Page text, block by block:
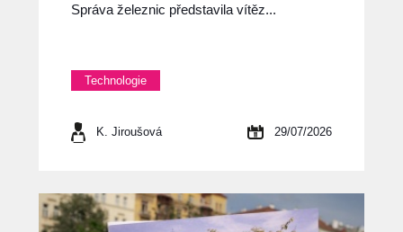
Správa železnic představila vítěz...
Technologie
K. Jiroušová 29/07/2026